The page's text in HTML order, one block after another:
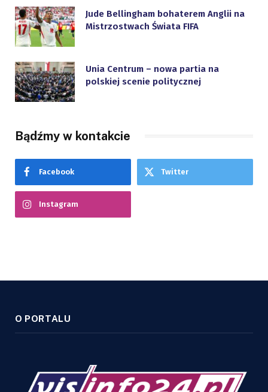
Jude Bellingham bohaterem Anglii na
Mistrzostwach Świata FIFA
Unia Centrum – nowa partia na
polskiej scenie politycznej
Bądźmy w kontakcie
Facebook Twitter
Instagram
O PORTALU